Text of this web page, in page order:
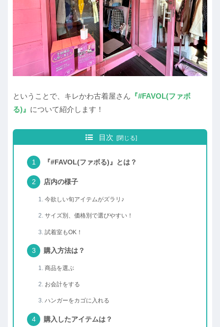
ということで、キレかわ古着屋さん 『#FAVOL(ファボ
る)』 について紹介します！
目次
『#FAVOL(ファボる)』とは？
店内の様子
今欲しい旬アイテムがズラリ♪
サイズ別、価格別で選びやすい！
試着室もOK！
購入方法は？
商品を選ぶ
お会計をする
ハンガーをカゴに入れる
購入したアイテムは？